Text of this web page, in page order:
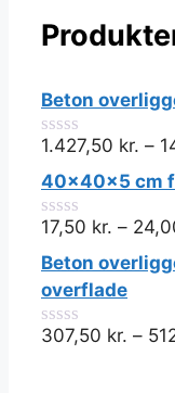
Beton
0
ud
af
5
1.427,50 kr. –
40x40x5 cm
0
ud
af
5
17,50 kr. –
Beton
overflade
0
307,50 kr. –